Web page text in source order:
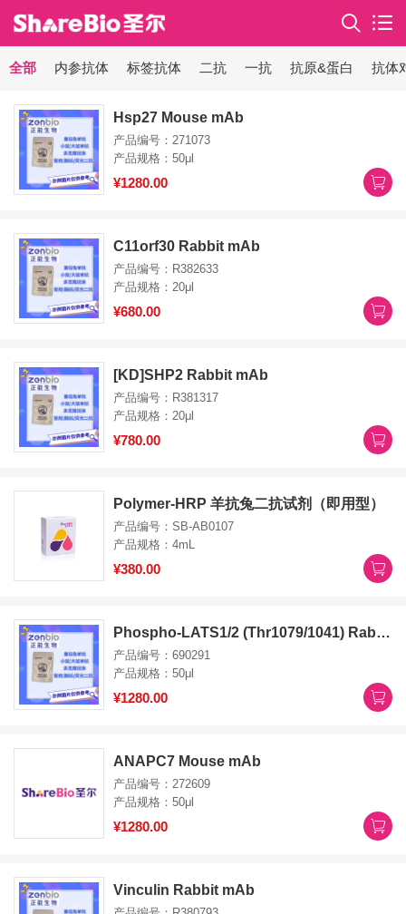
全部 内参抗体 标签抗体 二抗 一抗 抗原&蛋白 抗体
Hsp27 Mouse mAb
产品编号：271073
产品规格：50μl
¥1280.00
C11orf30 Rabbit mAb
产品编号：R382633
产品规格：20μl
¥680.00
[KD]SHP2 Rabbit mAb
产品编号：R381317
产品规格：20μl
¥780.00
Polymer-HRP 羊抗兔二抗试剂（即用型）
产品编号：SB-AB0107
产品规格：4mL
¥380.00
Phospho-LATS1/2 (Thr1079/1041) Rabbit pAb
产品编号：690291
产品规格：50μl
¥1280.00
ANAPC7 Mouse mAb
产品编号：272609
产品规格：50μl
¥1280.00
Vinculin Rabbit mAb